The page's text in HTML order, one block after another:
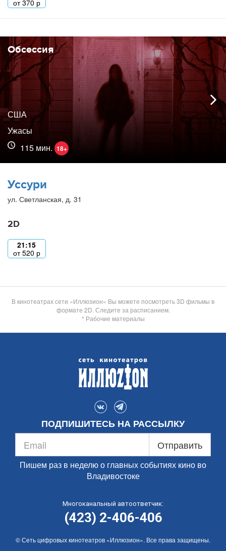
от370 р
Обсессия
США
Ужасы
115 мин. 18+
Уссури
ул. Светланская, д. 31
2D
21:15
от520 р
В кинотеатрах сети «Иллюзион» Вы можете посмотреть 3D фильмы в
формате 2D. Следите за расписанием.
* Рабочие материалы
ПОДПИШИТЕСЬ НА РАССЫЛКУ
Отправить
Пишем раз в неделю о главных событиях кино во
Владивостоке
Многоканальный автоответчик:
(423) 2-406-406
© Сеть цифровых кинотеатров «Иллюзион». Все права защищены.